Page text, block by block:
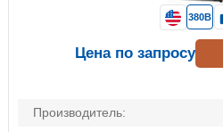
Производитель:
380В
Цена по запросу